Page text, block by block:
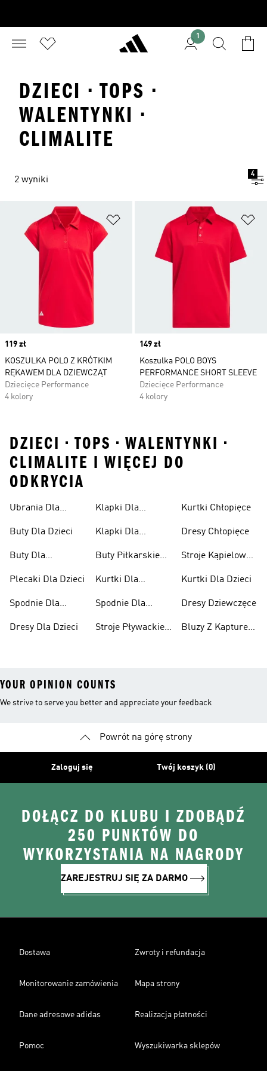
1
DZIECI · TOPS ·
WALENTYNKI ·
CLIMALITE
2 wyniki
4
Dodaj do listy życzeń
Price
119 zł
KOSZULKA POLO Z KRÓTKIM
RĘKAWEM DLA DZIEWCZĄT
Dziecięce Performance
4 kolory
Price
149 zł
Koszulka POLO BOYS
PERFORMANCE SHORT SLEEVE
Dziecięce Performance
4 kolory
DZIECI • TOPS • WALENTYNKI •
CLIMALITE I WIĘCEJ DO
ODKRYCIA
Ubrania Dla
Buty Dla Dzieci
Buty Dla
Plecaki Dla Dzieci
Spodnie Dla
Dresy Dla Dzieci
Klapki Dla
Klapki Dla
Buty Piłkarskie
Kurtki Dla
Spodnie Dla
Stroje Pływackie
Kurtki Chłopięce
Dresy Chłopięce
Stroje Kąpielowe
Kurtki Dla Dzieci
Dresy Dziewczęce
Bluzy Z Kapturem
YOUR OPINION COUNTS
We strive to serve you better and appreciate your feedback
Powrót na górę strony
Zaloguj się Twój koszyk (0)
DOŁĄCZ DO KLUBU I ZDOBĄDŹ
250 PUNKTÓW DO
WYKORZYSTANIA NA NAGRODY
ZAREJESTRUJ SIĘ ZA DARMO
Dostawa Zwroty i refundacja
Monitorowanie zamówienia Mapa strony
Dane adresowe adidas Realizacja płatności
Pomoc Wyszukiwarka sklepów